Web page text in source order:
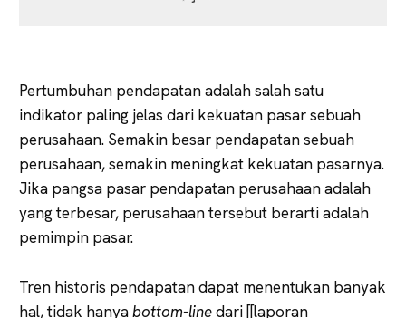
Pertumbuhan pendapatan adalah salah satu
indikator paling jelas dari kekuatan pasar sebuah
perusahaan. Semakin besar pendapatan sebuah
perusahaan, semakin meningkat kekuatan pasarnya.
Jika pangsa pasar pendapatan perusahaan adalah
yang terbesar, perusahaan tersebut berarti adalah
pemimpin pasar.
Tren historis pendapatan dapat menentukan banyak
hal, tidak hanyabottom-linedari [[laporan